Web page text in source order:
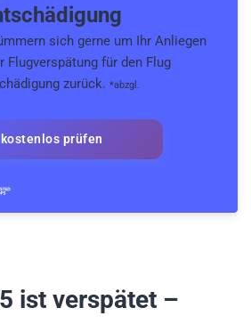
sich gerne um Ihr Anliegen
Flugverspätung für den Flug
zurück. *abzgl.
kostenlos prüfen
ist verspätet –